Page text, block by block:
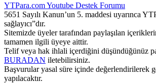
YTPara.comYoutube Destek Forumu
5651 Sayılı Kanun’un 5. maddesi uyarınca
sağlayıcı”dır.
Sitemizde üyeler tarafından paylaşılan
tamamen ilgili üyeye aittir.
Telif veya hak ihlali içerdiğini düşündüğünüz
BURADAN iletebilirsiniz.
Başvurular yasal süre içinde değerlendirilerek
yapılacaktır.